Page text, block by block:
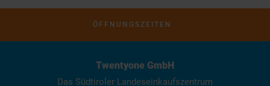
ÖFFNUNGSZEITEN
Twentyone GmbH
Das Südtiroler Landeseinkaufszentrum